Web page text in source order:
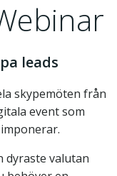
leads
skypemöten från
event som
dyraste valutan